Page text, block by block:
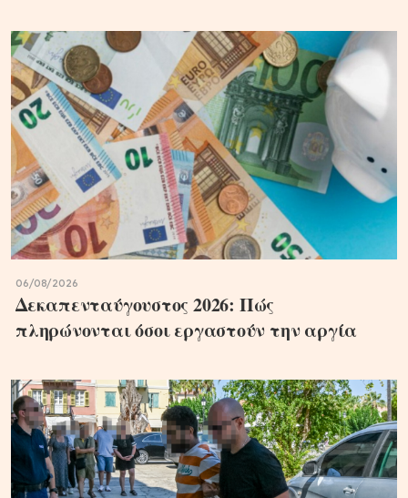
06/08/2026
Δεκαπενταύγουστος 2026: Πώς
πληρώνονται όσοι εργαστούν την αργία